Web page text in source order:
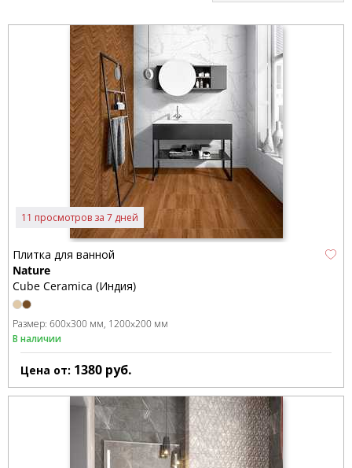
11 просмотров за 7 дней
Плитка для ванной
Nature
Cube Ceramica (Индия)
Размер: 600x300 мм 1200x200 мм
В наличии
Цена от: 1380 руб.